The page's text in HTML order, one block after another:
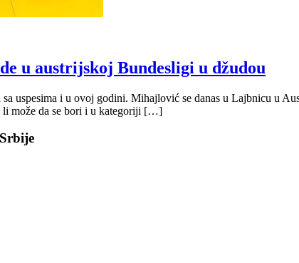
u austrijskoj Bundesligi u džudou
uspesima i u ovoj godini. Mihajlović se danas u Lajbnicu u
li može da se bori i u kategoriji […]